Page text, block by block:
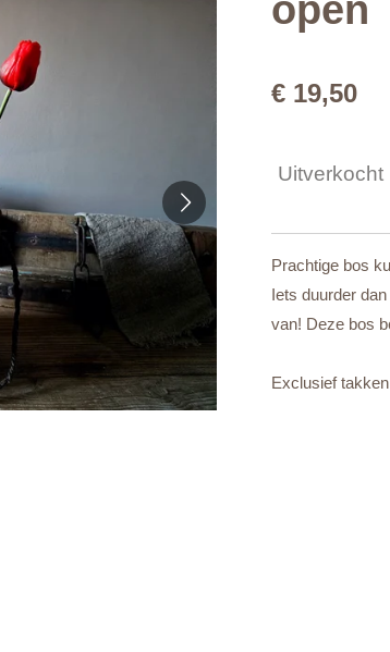
open
€ 19,50
Uitverkocht
Prachtige bos
Iets duurder
van! Deze bos
Exclusief